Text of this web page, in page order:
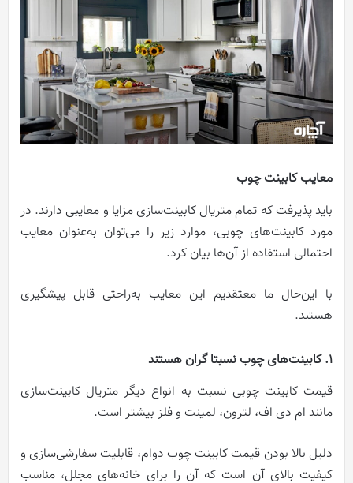
معایب کابینت چوب
باید پذیرفت که تمام متریال کابینت‌سازی مزایا و معایبی دارند. در
مورد کابینت‌های چوبی، موارد زیر را می‌توان به‌عنوان معایب
احتمالی استفاده از آن‌ها بیان کرد.
با این‌حال ما معتقدیم این معایب به‌راحتی قابل پیشگیری
هستند.
1. کابینت‌های چوب نسبتا گران هستند
قیمت کابینت چوبی نسبت به انواع دیگر متریال کابینت‌سازی
مانند ام دی اف، لترون، لمینت و فلز بیشتر است.
دلیل بالا بودن قیمت کابینت‌ چوب دوام، قابلیت سفارشی‌سازی و
کیفیت بالای آن است که آن را برای خانه‌های مجلل، مناسب